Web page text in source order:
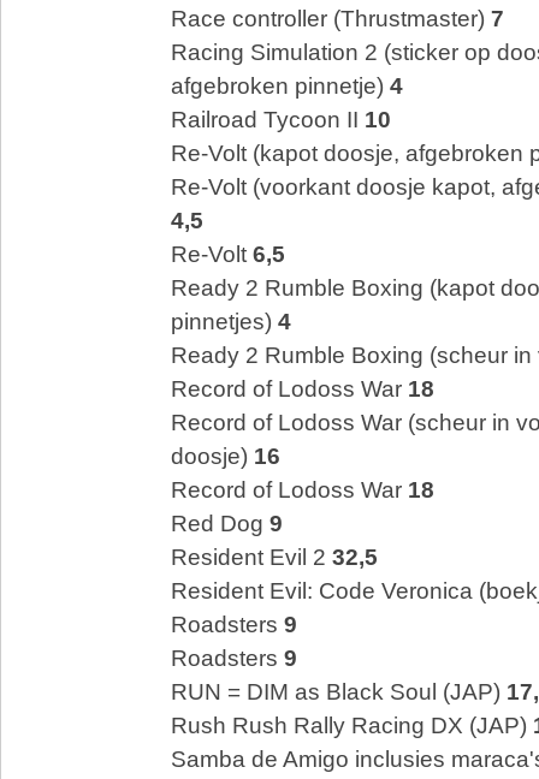
Race controller (Thrustmaster) 7
Racing Simulation 2 (sticker op
afgebroken pinnetje) 4
Railroad Tycoon II 10
Re-Volt (kapot doosje, afgebroken
Re-Volt (voorkant doosje kapot,
4,5
Re-Volt 6,5
Ready 2 Rumble Boxing (kapot
pinnetjes) 4
Ready 2 Rumble Boxing (scheur
Record of Lodoss War 18
Record of Lodoss War (scheur in
doosje) 16
Record of Lodoss War 18
Red Dog 9
Resident Evil 2 32,5
Resident Evil: Code Veronica
Roadsters 9
Roadsters 9
RUN = DIM as Black Soul (JAP)
Rush Rush Rally Racing DX (JAP)
Samba de Amigo inclusies